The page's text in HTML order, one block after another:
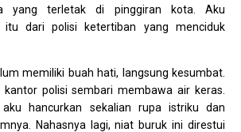
yang terletak di pinggiran kota. Aku
itu dari polisi ketertiban yang menciduk
memiliki buah hati, langsung kesumbat.
kantor polisi sembari membawa air keras.
aku hancurkan sekalian rupa istriku dan
Nahasnya lagi, niat buruk ini direstui